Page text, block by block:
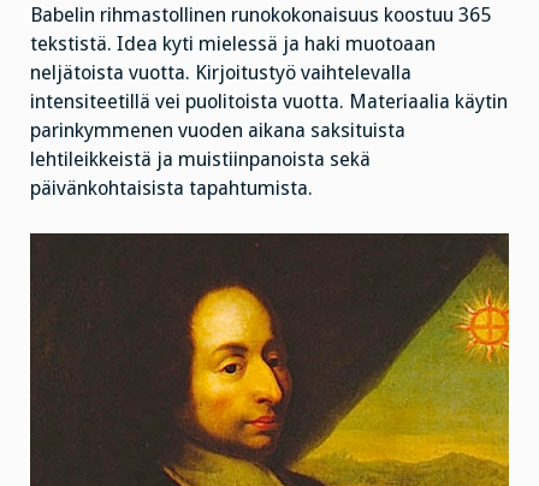
Babelin rihmastollinen runokokonaisuus koostuu 365
tekstistä. Idea kyti mielessä ja haki muotoaan
neljätoista vuotta. Kirjoitustyö vaihtelevalla
intensiteetillä vei puolitoista vuotta. Materiaalia käytin
parinkymmenen vuoden aikana saksituista
lehtileikkeistä ja muistiinpanoista sekä
päivänkohtaisista tapahtumista.